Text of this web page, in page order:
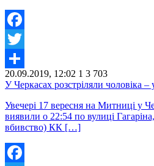
Facebook
Twitter
Share
20.09.2019, 12:02 1 3 703
У Черкасах розстріляли чоловіка
Увечері 17 вересня на Митниці у
виявили о 22:54 по вулиці
вбивство) КК […]